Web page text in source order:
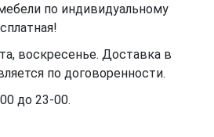
по индивидуальному
воскресенье. Доставка в
по договоренности.
до 23-00.